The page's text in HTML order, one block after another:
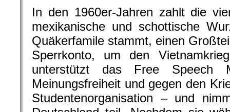
In den 1960er-Jahren zahlt die
mexikanische und schottische
Quäkerfamile stammt, einen
Sperrkonto, um den
unterstützt das Free Speech
Meinungsfreiheit und gegen den
Studentenorganisation – und